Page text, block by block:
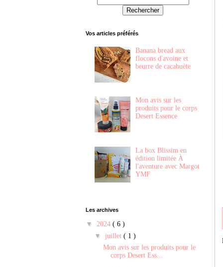
Vos articles préférés
Banana bread aux
flocons d'avoine et
beurre de cacahuète
Mon avis sur les
produits pour le corps
Desert Essence
La box Blissim en
édition limitée À
l'aventure avec Margot
YMF
Les archives
▼ 2024 ( 6 )
▼ juillet ( 1 )
Mon avis sur les produits pour le
corps Desert Ess...